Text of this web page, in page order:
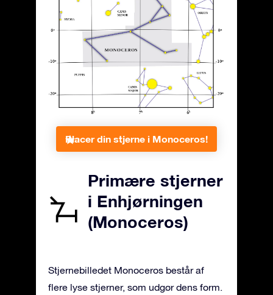
Placer din stjerne i Monoceros!
Primære stjerner
i Enhjørningen
(Monoceros)
Stjernebilledet Monoceros består af
flere lyse stjerner, som udgør dens form.